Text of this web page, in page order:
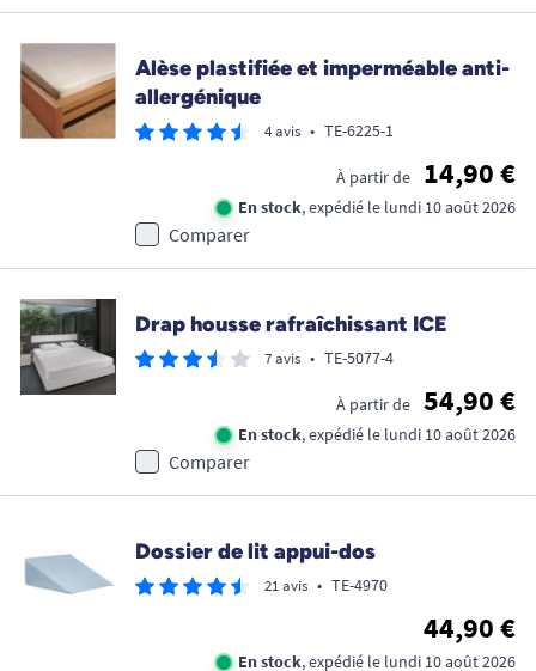
Alèse plastifiée et imperméable anti-
allergénique
4 avis • TE-6225-1
À partir de 14,90 €
En stock, expédié le lundi 10 août 2026
Comparer
Drap housse rafraîchissant ICE
7 avis • TE-5077-4
À partir de 54,90 €
En stock, expédié le lundi 10 août 2026
Comparer
Dossier de lit appui-dos
21 avis • TE-4970
44,90 €
En stock, expédié le lundi 10 août 2026